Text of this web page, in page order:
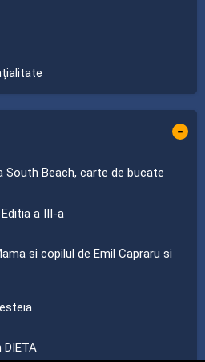
-
South Beach, carte de bucate
a III-a
si copilul de Emil Capraru si
DIETA